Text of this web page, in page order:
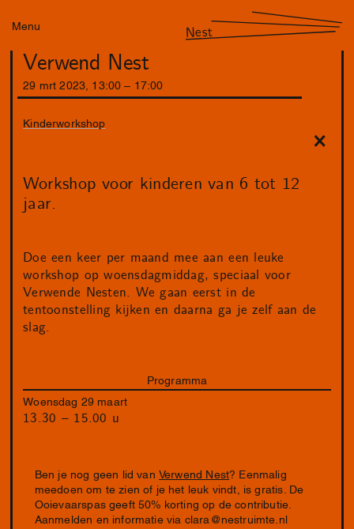
Menu Nest
Verwend Nest
29 mrt 2023 13 :00 17 :00
Kinderworkshop
Workshop voor kinderen van 6 tot 12
jaar.
Doe een keer per maand mee aan een leuke
workshop op woensdagmiddag, speciaal voor
Verwende Nesten. We gaan eerst in de
tentoonstelling kijken en daarna ga je zelf aan de
slag.
Programma
Woensdag 29 maart
13.30 – 15.00 u
Ben je nog geen lid van Verwend Nest? Eenmalig
meedoen om te zien of je het leuk vindt, is gratis. De
Ooievaarspas geeft 50% korting op de contributie.
Aanmelden en informatie via clara@nestruimte.nl